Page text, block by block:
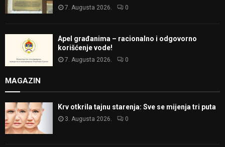
7. Augusta 2026. 0
Apel građanima – racionalno i odgovorno
korišćenje vode!
7. Augusta 2026. 0
MAGAZIN
Krv otkrila tajnu starenja: Sve se mijenja tri puta
3. Augusta 2026. 0